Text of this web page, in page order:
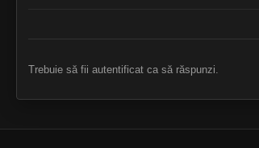
Trebuie să fii autentificat ca să răspunzi.